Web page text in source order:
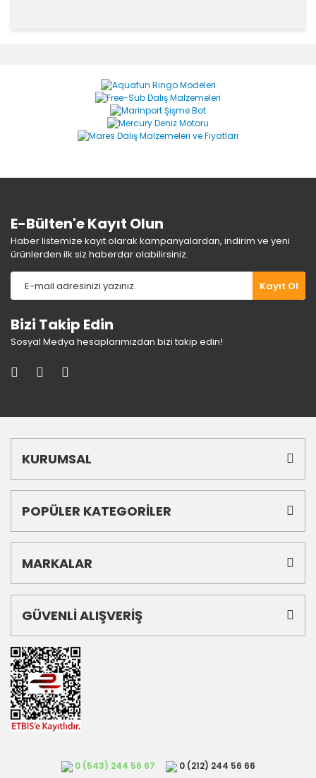
Yorum Yaz
Ürün resmi kalitesiz, bozuk veya görüntülenemiyor.
Ürün açıklamasında eksik bilgiler bulunuyor.
Ürün bilgilerinde hatalar bulunuyor.
E-Bülten'e Kayıt Olun
Haber listemize kayıt olarak kampanyalardan, indirim ve yeni
ürünlerden ilk siz haberdar olabilirsiniz.
Kayıt Ol
Bizi Takip Edin
Sosyal Medya hesaplarımızdan bizi takip edin!
KURUMSAL
POPÜLER KATEGORİLER
MARKALAR
GÜVENLİ ALIŞVERİŞ
0 (543) 244 56 67 0 (212) 244 56 66